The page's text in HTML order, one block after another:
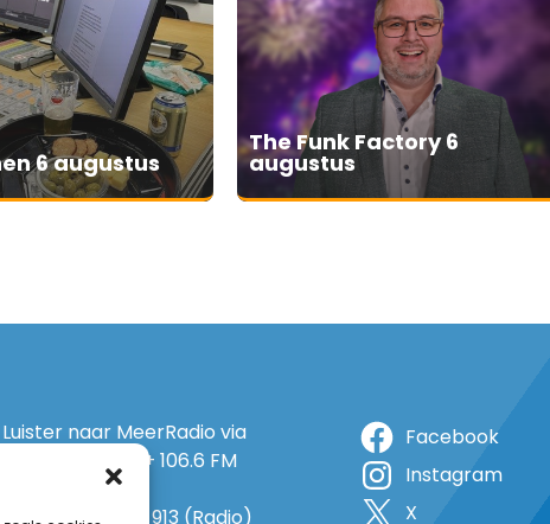
6 augustus
The Funk Factory 6
augustus
Luister naar MeerRadio via
Ether: 105.5 FM + 106.6 FM
DAB+ op 5A
Ziggo: 38 (TV) + 913 (Radio)
Facebook
Instagram
X